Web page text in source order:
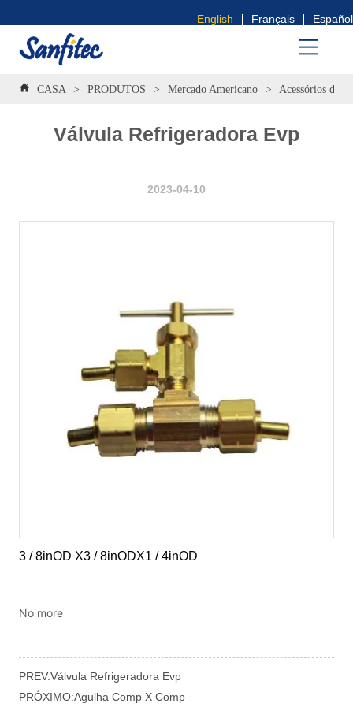
English Français Español
CASA > PRODUTOS > Mercado Americano > Acessórios de
Válvula Refrigeradora Evp
2023-04-10
No more
PREV:Válvula Refrigeradora Evp
PRÓXIMO:Agulha Comp X Comp